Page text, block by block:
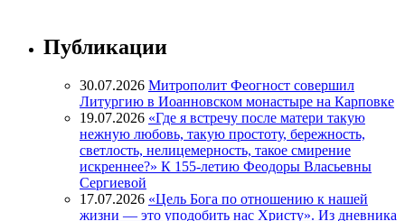
Публикации
30.07.2026 Митрополит Феогност совершил
Литургию в Иоанновском монастыре на Карповке
19.07.2026 «Где я встречу после матери такую
нежную любовь, такую простоту, бережность,
светлость, нелицемерность, такое смирение
искреннее?» К 155-летию Феодоры Власьевны
Сергиевой
17.07.2026 «Цель Бога по отношению к нашей
жизни — это уподобить нас Христу». Из дневника